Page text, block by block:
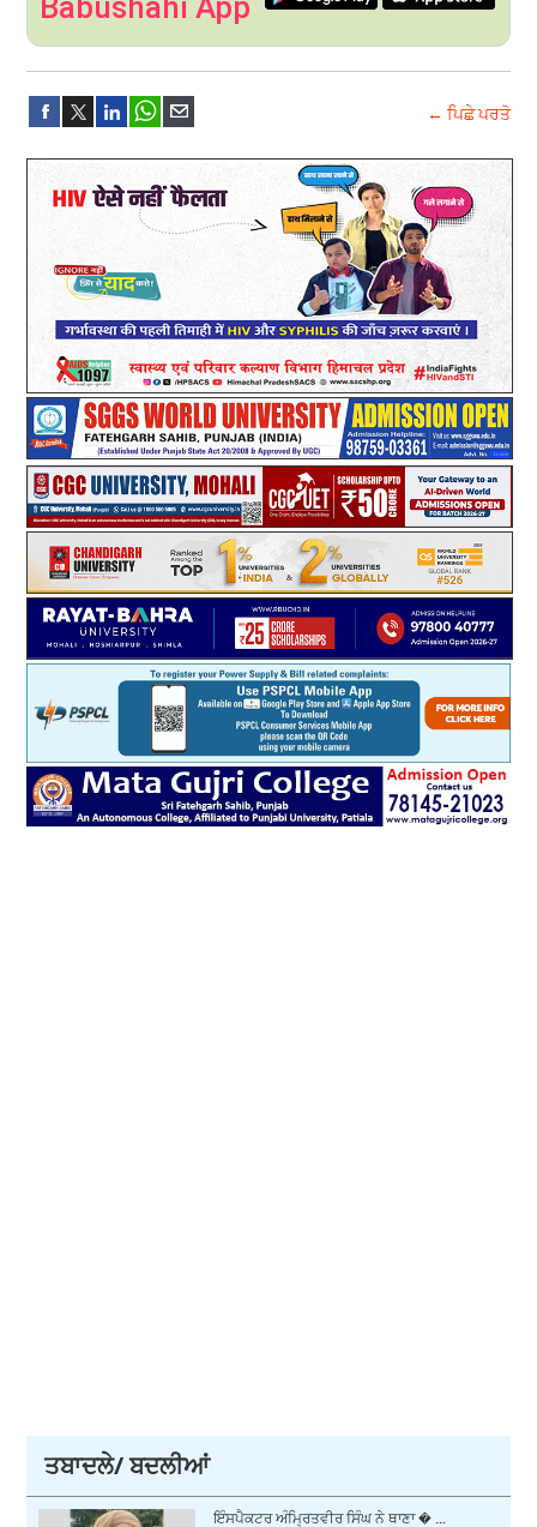
Babushahi App
← ਪਿਛੇ ਪਰਤੋ
ਤਬਾਦਲੇ/ ਬਦਲੀਆਂ
ਇੰਸਪੈਕਟਰ ਅੰਮ੍ਰਿਤਵੀਰ ਸਿੰਘ ਨੇ ਥਾਣਾ � ...